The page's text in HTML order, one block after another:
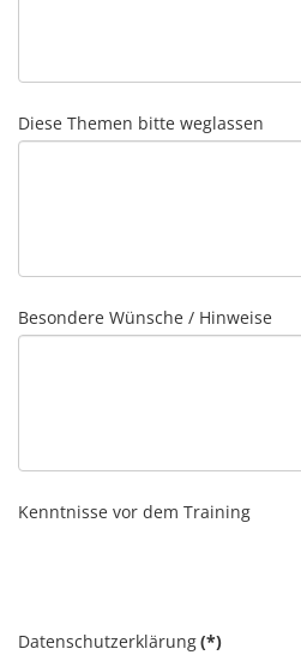
Diese Themen bitte weglassen
Besondere Wünsche / Hinweise
Kenntnisse vor dem Training
Datenschutzerklärung(*)